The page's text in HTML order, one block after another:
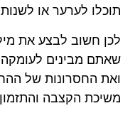
תוכלו לערער או
לכן חשוב לבצע את
שאתם מבינים
ואת החסרונות של
משיכת הקצבה